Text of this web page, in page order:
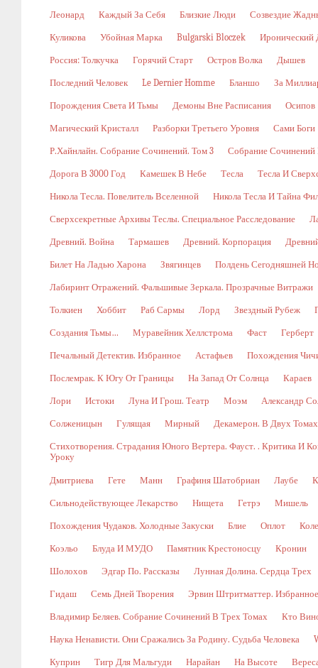
Леонард Каждый За Себя Близкие Люди Созвездие
Куликова Убойная Марка Bulgarski Bloczek Иронический
Россия: Толкучка Горячий Старт Остров Волка Дышев
Последний Человек Le Dernier Homme Бланшо За
Порождения Света И Тьмы Демоны Вне Расписания Осипов
Магический Кристалл Разборки Третьего Уровня Сами Боги
Р.Хайнлайн. Собрание Сочинений. Том 3 Собрание Сочинений
Дорога В 3000 Год Камешек В Небе Тесла Тесла И
Никола Тесла. Повелитель Вселенной Никола Тесла И Тайна
Сверхсекретные Архивы Теслы. Специальное Расследование
Древний. Война Тармашев Древний. Корпорация
Билет На Ладью Харона Звягинцев Полдень Сегодняшней
Лабиринт Отражений. Фальшивые Зеркала. Прозрачные Витражи
Толкиен Хоббит Раб Сармы Лорд Звездный Рубеж
Создания Тьмы… Муравейник Хеллстрома Фаст Герберт
Печальный Детектив. Избранное Астафьев Похождения
Послемрак. К Югу От Границы На Запад От Солнца Караев
Лори Истоки Луна И Грош. Театр Моэм Александр
Солженицын Гулящая Мирный Декамерон. В Двух
Стихотворения. Страдания Юного Вертера. Фауст. . Критика И
Уроку
Дмитриева Гете Манн Графиня Шатобриан Лаубе
Сильнодействующее Лекарство Нищета Гетрэ Мишель
Похождения Чудаков. Холодные Закуски Блие Оплот
Коэльо Блуда И МУДО Памятник Крестоносцу Кронин
Шолохов Эдгар По. Рассказы Лунная Долина. Сердца Трех
Гидаш Семь Дней Творения Эрвин Штритматтер. Избранное
Владимир Беляев. Собрание Сочинений В Трех Томах Кто
Наука Ненависти. Они Сражались За Родину. Судьба Человека
Куприн Тигр Для Мальгуди Нарайан На Высоте